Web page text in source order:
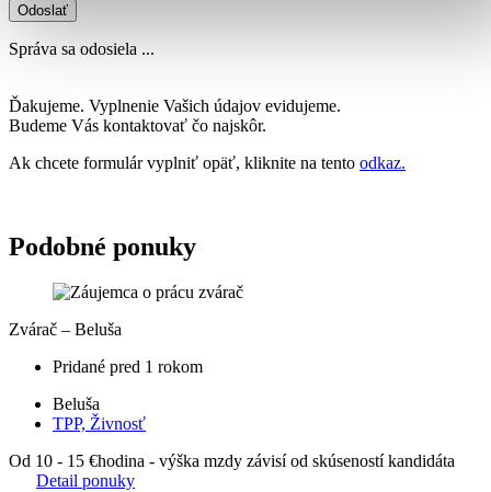
Odoslať
Správa sa odosiela ...
Ďakujeme. Vyplnenie Vašich údajov evidujeme.
Budeme Vás kontaktovať čo najskôr.
Ak chcete formulár vyplniť opäť, kliknite na tento odkaz.
Podobné ponuky
Zvárač – Beluša
Pridané pred 1 rokom
Beluša
TPP, Živnosť
Od 10 - 15 €hodina - výška mzdy závisí od skúseností kandidáta
Detail ponuky